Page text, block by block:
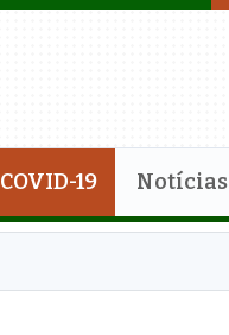
COVID-19 Notícias